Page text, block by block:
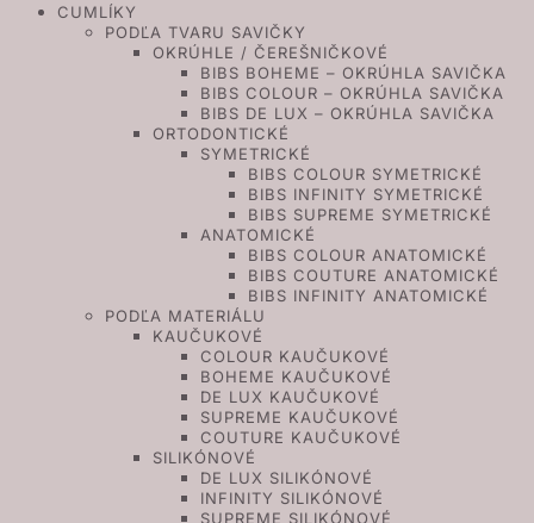
CUMLÍKY
PODĽA TVARU SAVIČKY
OKRÚHLE / ČEREŠNIČKOVÉ
BIBS BOHEME – OKRÚHLA SAVIČKA
BIBS COLOUR – OKRÚHLA SAVIČKA
BIBS DE LUX – OKRÚHLA SAVIČKA
ORTODONTICKÉ
SYMETRICKÉ
BIBS COLOUR SYMETRICKÉ
BIBS INFINITY SYMETRICKÉ
BIBS SUPREME SYMETRICKÉ
ANATOMICKÉ
BIBS COLOUR ANATOMICKÉ
BIBS COUTURE ANATOMICKÉ
BIBS INFINITY ANATOMICKÉ
PODĽA MATERIÁLU
KAUČUKOVÉ
COLOUR KAUČUKOVÉ
BOHEME KAUČUKOVÉ
DE LUX KAUČUKOVÉ
SUPREME KAUČUKOVÉ
COUTURE KAUČUKOVÉ
SILIKÓNOVÉ
DE LUX SILIKÓNOVÉ
INFINITY SILIKÓNOVÉ
SUPREME SILIKÓNOVÉ